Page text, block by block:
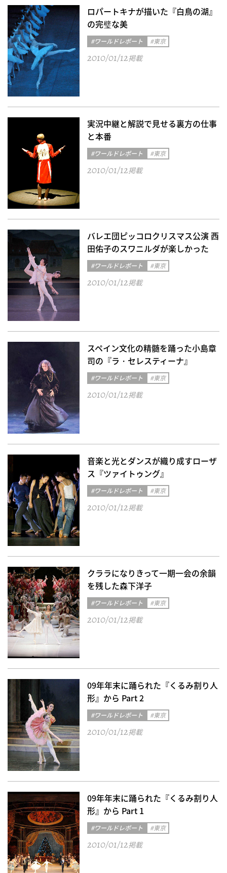
ロパートキナが描いた『白鳥の湖』
の完璧な美
#ワールドレポート #東京
2010/01/12掲載
実況中継と解説で見せる裏方の仕事
と本番
#ワールドレポート #東京
2010/01/12掲載
バレエ団ピッコロクリスマス公演 西
田佑子のスワニルダが楽しかった
#ワールドレポート #東京
2010/01/12掲載
スペイン文化の精髄を踊った小島章
司の『ラ・セレスティーナ』
#ワールドレポート #東京
2010/01/12掲載
音楽と光とダンスが織り成すローザ
ス『ツァイトゥング』
#ワールドレポート #東京
2010/01/12掲載
クララになりきって一期一会の余韻
を残した森下洋子
#ワールドレポート #東京
2010/01/12掲載
09年年末に踊られた『くるみ割り人
形』から Part 2
#ワールドレポート #東京
2010/01/12掲載
09年年末に踊られた『くるみ割り人
形』から Part 1
#ワールドレポート #東京
2010/01/12掲載